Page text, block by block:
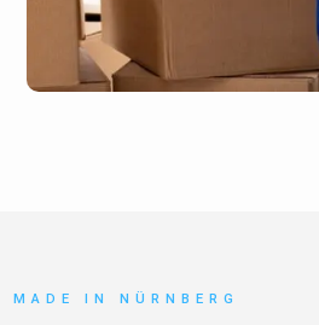
MADE IN NÜRNBERG